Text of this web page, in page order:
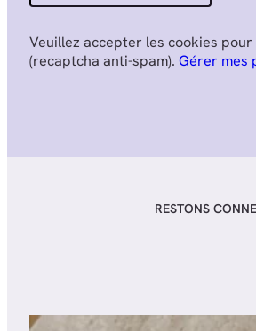
Veuillez accepter les cookies
(recaptcha anti-spam). Gérer mes
RESTONS